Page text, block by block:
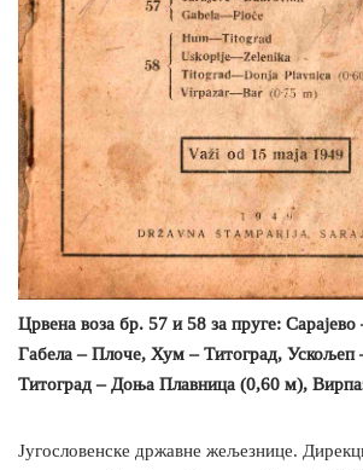
Црвена воза бр. 57 и 58 за пруге:
Габела – Плоче, Хум – Титоград, Ускољеп
Титоград – Доња Плавница (0,60 м),
Југословенске државне жељезнице.